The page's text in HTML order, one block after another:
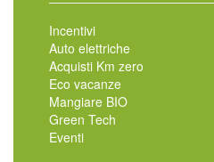
Incentivi
Auto elettriche
Acquisti Km zero
Eco vacanze
Mangiare BIO
Green Tech
Eventi